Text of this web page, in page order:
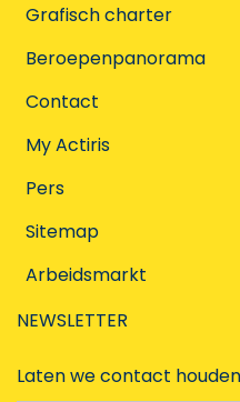
Grafisch charter
Beroepenpanorama
Contact
My Actiris
Pers
Sitemap
Arbeidsmarkt
NEWSLETTER
Laten we contact houden